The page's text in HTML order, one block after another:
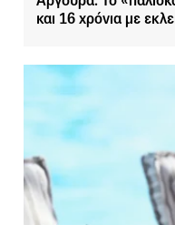
και 16 χρόνια με